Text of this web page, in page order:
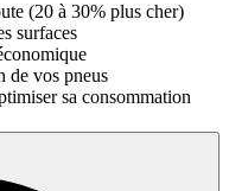
(20 à 30% plus cher)
surfaces
de vos pneus
sa consommation